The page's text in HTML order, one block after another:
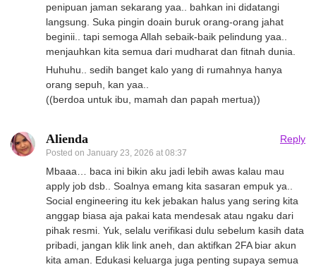
penipuan jaman sekarang yaa.. bahkan ini didatangi
langsung. Suka pingin doain buruk orang-orang jahat
beginii.. tapi semoga Allah sebaik-baik pelindung yaa..
menjauhkan kita semua dari mudharat dan fitnah dunia.
Huhuhu.. sedih banget kalo yang di rumahnya hanya
orang sepuh, kan yaa..
((berdoa untuk ibu, mamah dan papah mertua))
Alienda
Posted on January 23, 2026 at 08:37
Reply
Mbaaa… baca ini bikin aku jadi lebih awas kalau mau
apply job dsb.. Soalnya emang kita sasaran empuk ya..
Social engineering itu kek jebakan halus yang sering kita
anggap biasa aja pakai kata mendesak atau ngaku dari
pihak resmi. Yuk, selalu verifikasi dulu sebelum kasih data
pribadi, jangan klik link aneh, dan aktifkan 2FA biar akun
kita aman. Edukasi keluarga juga penting supaya semua